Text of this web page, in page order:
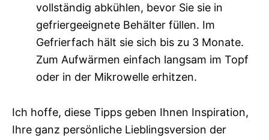
vollständig abkühlen, bevor Sie sie in
gefriergeeignete Behälter füllen. Im
Gefrierfach hält sie sich bis zu 3 Monate.
Zum Aufwärmen einfach langsam im Topf
oder in der Mikrowelle erhitzen.
Ich hoffe, diese Tipps geben Ihnen Inspiration,
Ihre ganz persönliche Lieblingsversion der